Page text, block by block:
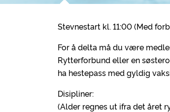
Stevnestart kl. 11:00 (Med
For å delta må du være
Rytterforbund eller en
ha hestepass med gyldig
Disipliner:
(Alder regnes ut ifra det året